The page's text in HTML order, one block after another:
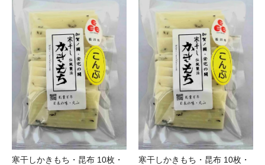
寒干しかきもち・昆布 10枚・
寒干しかきもち・昆布 10枚・